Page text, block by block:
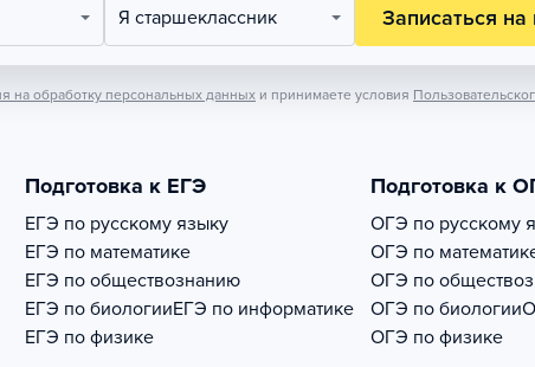
Я старшеклассник Записаться на
на обработку персональных данных и принимаете условия
Подготовка к ЕГЭ
ЕГЭ по русскому языку
ЕГЭ по математике
ЕГЭ по обществознанию
ЕГЭ по биологииЕГЭ по информатике
ЕГЭ по физике
Подготовка к
ОГЭ по русскому
ОГЭ по
ОГЭ по
ОГЭ по биологии
ОГЭ по физике